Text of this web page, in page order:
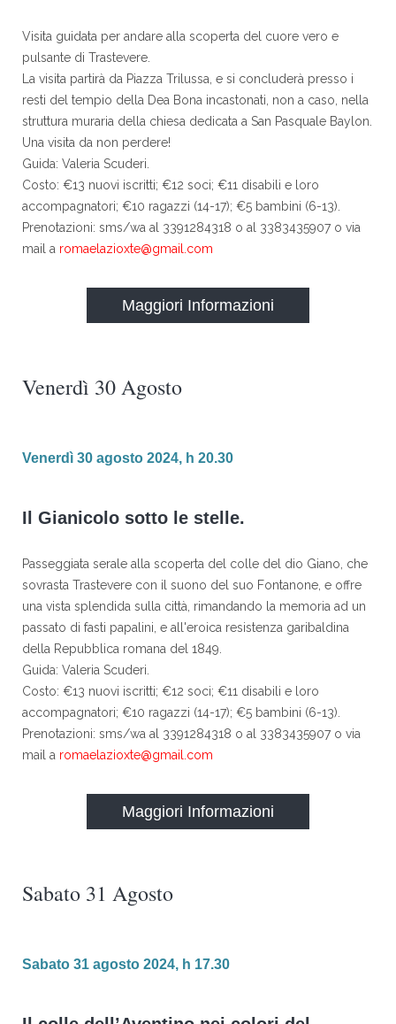
Visita guidata per andare alla scoperta del cuore vero e
pulsante di Trastevere.
La visita partirà da Piazza Trilussa, e si concluderà presso i
resti del tempio della Dea Bona incastonati, non a caso, nella
struttura muraria della chiesa dedicata a San Pasquale Baylon.
Una visita da non perdere!
Guida: Valeria Scuderi.
Costo: €13 nuovi iscritti; €12 soci; €11 disabili e loro
accompagnatori; €10 ragazzi (14-17); €5 bambini (6-13).
Prenotazioni: sms/wa al 3391284318 o al 3383435907 o via
mail a romaelazioxte@gmail.com
Maggiori Informazioni
Venerdì 30 Agosto
Venerdì 30 agosto 2024, h 20.30
Il Gianicolo sotto le stelle.
Passeggiata serale alla scoperta del colle del dio Giano, che
sovrasta Trastevere con il suono del suo Fontanone, e offre
una vista splendida sulla città, rimandando la memoria ad un
passato di fasti papalini, e all'eroica resistenza garibaldina
della Repubblica romana del 1849.
Guida: Valeria Scuderi.
Costo: €13 nuovi iscritti; €12 soci; €11 disabili e loro
accompagnatori; €10 ragazzi (14-17); €5 bambini (6-13).
Prenotazioni: sms/wa al 3391284318 o al 3383435907 o via
mail a romaelazioxte@gmail.com
Maggiori Informazioni
Sabato 31 Agosto
Sabato 31 agosto 2024, h 17.30